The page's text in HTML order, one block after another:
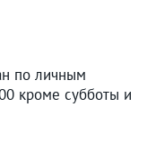
по личным
кроме субботы и